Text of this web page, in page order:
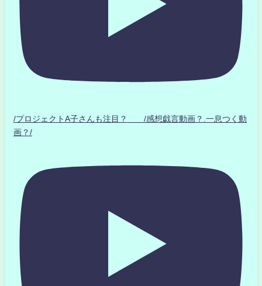
/プロジェクトA子さんも注目？ /感想戯言動画？.一息つく動
画？/